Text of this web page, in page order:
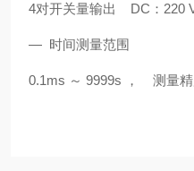
4对开关量输出 DC：220
— 时间测量范围
0.1ms ～ 9999s ， 测量精